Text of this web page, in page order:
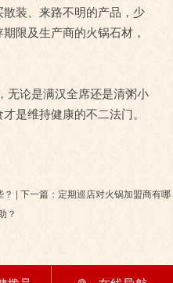
装、来路不明的产品，少
限及生产商的火锅石材，
论是满汉全席还是清粥小
是维持健康的不二法门。
| 下一篇：定期巡店对火锅加盟商有哪
？